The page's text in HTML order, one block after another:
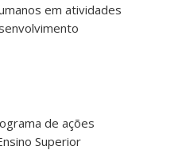
em atividades
de ações
Superior